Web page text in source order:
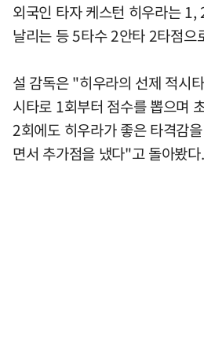
외국인 타자 케스턴 히우라는
날리는 등 5타수 2안타 2타점으
설 감독은 "히우라의 선제 적시
시타로 1회부터 점수를 뽑으며
2회에도 히우라가 좋은 타격감
면서 추가점을 냈다"고 돌아봤다.